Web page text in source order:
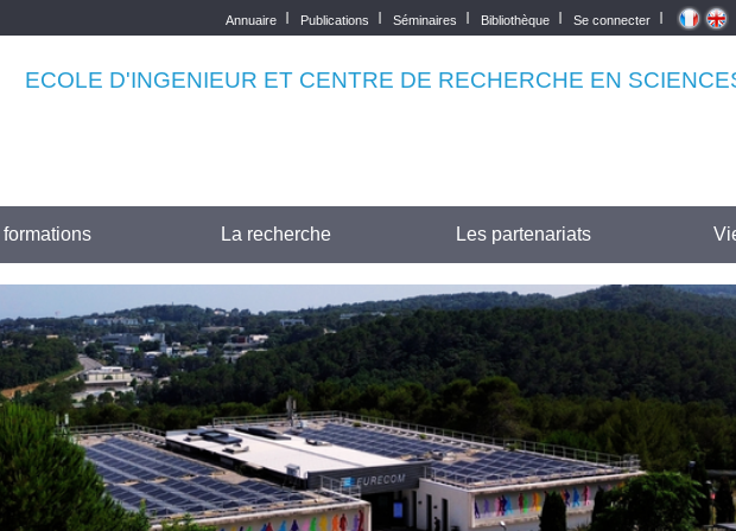
Top
Annuaire Publications Séminaires Bibliothèque Se connecter
ECOLE D'INGENIEUR ET CENTRE DE RECHERCHE EN
formations La recherche Les partenariats